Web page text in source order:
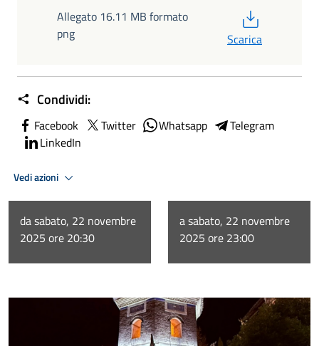
Allegato 16.11 MB formato
png
Scarica
Condividi:
Facebook Twitter Whatsapp
Telegram
LinkedIn
Vedi azioni
da sabato, 22 novembre
2025 ore 20:30
a sabato, 22 novembre
2025 ore 23:00